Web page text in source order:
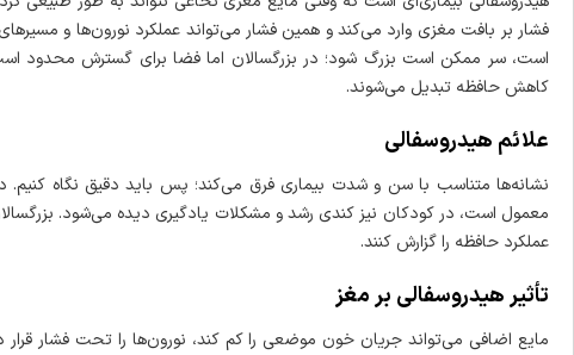
فشار بر بافت مغزی وارد می‌کند و همین فشار می‌تواند عملکرد نورون‌ها و
است، سر ممکن است بزرگ شود؛ در بزرگسالان اما فضا برای گسترش محدود
کاهش حافظه تبدیل می‌شوند.
علائم هیدروسفالی
نشانه‌ها متناسب با سن و شدت بیماری فرق می‌کند؛ پس باید دقیق نگاه
معمول است، در کودکان نیز کندی رشد و مشکلات یادگیری دیده می‌شود.
عملکرد حافظه را گزارش کنند.
تأثیر هیدروسفالی بر مغز
مایع اضافی می‌تواند جریان خون موضعی را کم کند، نورون‌ها را تحت فشار قرار